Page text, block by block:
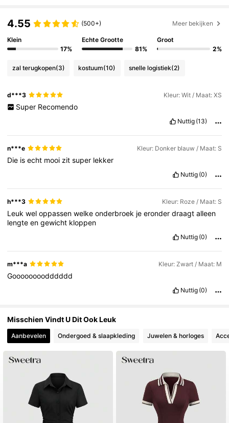
1.5M Volgers
4.77 1.5M Volgers
4.77
4.55 (500+) Meer bekijken
Klein
17%
Echte Grootte
81%
Groot
2%
zal terugkopen(3) kostuum(10) snelle logistiek(2)
d***3 Kleur: Wit / Maat: XS
Super Recomendo
Nuttig (13)
n***e Kleur: Donker blauw / Maat: S
Die isecht mooi zitsuper lekker
Nuttig (0)
h***3 Kleur: Roze / Maat: S
Leukweloppassenwelkeonderbroek jeeronderdraagtalleen
lengteengewicht kloppen
Nuttig (0)
m***a Kleur: Zwart / Maat: M
Goooooooodddddd
Nuttig (0)
Misschien Vindt U Dit Ook Leuk
Aanbevelen Ondergoed & slaapkleding Juwelen & horloges